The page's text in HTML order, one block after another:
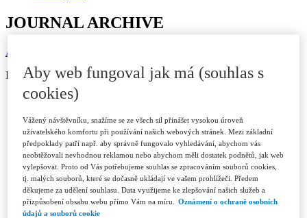
JOURNAL ARCHIVE
Available in ASPI
ISSN 1802-3843 (print)
Year 2026
Issue 2/2026
Issue 3/2026
Year 2025
Issue 1/2025
Issue 2/2025
Issue 3/2025
Issue 4-5/2025
Issue 6/2025
Aby web fungoval jak má (souhlas s
cookies)
Vážený návštěvníku, snažíme se ze všech sil přinášet vysokou úroveň
uživatelského komfortu při používání našich webových stránek. Mezi základní
předpoklady patří např. aby správně fungovalo vyhledávání, abychom vás
neobtěžovali nevhodnou reklamou nebo abychom měli dostatek podnětů, jak web
vylepšovat. Proto od Vás potřebujeme souhlas se zpracováním souborů cookies,
tj. malých souborů, které se dočasně ukládají ve vašem prohlížeči. Předem
děkujeme za udělení souhlasu. Data využijeme ke zlepšování našich služeb a
přizpůsobení obsahu webu přímo Vám na míru.
Oznámení o ochraně osobních
údajů a souborů cookie